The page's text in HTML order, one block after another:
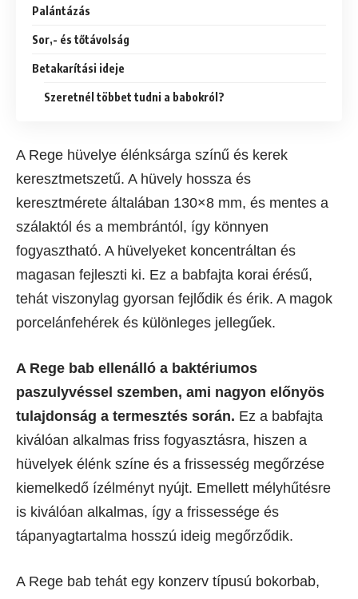
Palántázás
Sor,- és tőtávolság
Betakarítási ideje
Szeretnél többet tudni a babokról?
A Rege hüvelye élénksárga színű és kerek
keresztmetszetű. A hüvely hossza és
keresztmérete általában 130×8 mm, és mentes a
szálaktól és a membrántól, így könnyen
fogyasztható. A hüvelyeket koncentráltan és
magasan fejleszti ki. Ez a babfajta korai érésű,
tehát viszonylag gyorsan fejlődik és érik. A magok
porcelánfehérek és különleges jellegűek.
A Rege bab ellenálló a baktériumos
paszulyvéssel szemben, ami nagyon előnyös
tulajdonság a termesztés során. Ez a babfajta
kiválóan alkalmas friss fogyasztásra, hiszen a
hüvelyek élénk színe és a frissesség megőrzése
kiemelkedő ízélményt nyújt. Emellett mélyhűtésre
is kiválóan alkalmas, így a frissessége és
tápanyagtartalma hosszú ideig megőrződik.
A Rege bab tehát egy konzerv típusú bokorbab,